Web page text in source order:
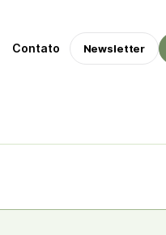
Contato Newsletter